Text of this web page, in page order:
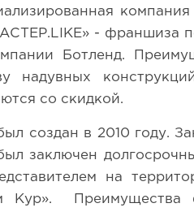
- франшиза
Ботленд.
надувных
со скидкой.
создан в 2010 году.
заключен
на
Кур».